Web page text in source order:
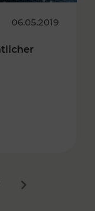
06.05.2019
Nächstes